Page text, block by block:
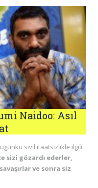
Naidoo: Asıl
sivil itaatsızlıkle ilgili
sizi gözardı ederler,
ve sonra siz